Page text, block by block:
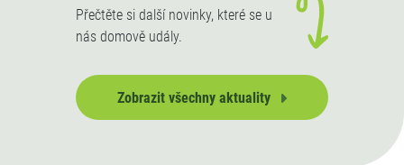
Přečtěte si další novinky, které se u
nás domově udály.
Zobrazit všechny aktuality